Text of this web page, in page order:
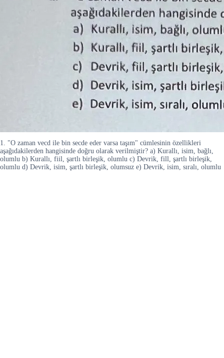
1. "O zaman vecd ile bin secde eder varsa taşım" cümlesinin özellikleri
aşağıdakilerden hangisinde doğru olarak verilmiştir? a) Kurallı, isim, bağlı,
olumlu b) Kurallı, fiil, şartlı birleşik, olumlu c) Devrik, fill, şartlı birleşik,
olumlu d) Devrik, isim, şartlı birleşik, olumsuz e) Devrik, isim, sıralı, olumlu